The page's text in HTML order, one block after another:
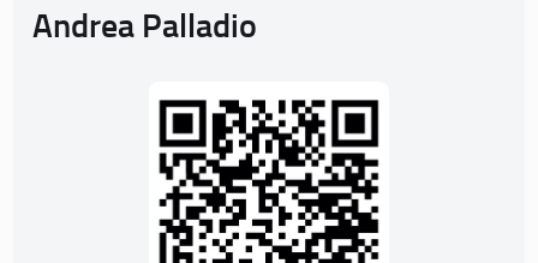
Andrea Palladio